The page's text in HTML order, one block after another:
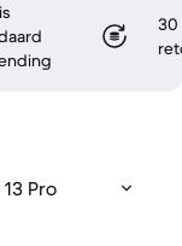
30
Pro